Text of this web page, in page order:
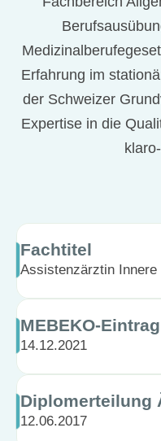
Erfahrung im
der Schweizer
Expertise in die
Fachtitel
Assistenzärztin Innere
MEBEKO-
14.12.2021
Diplomerteilung
12.06.2017